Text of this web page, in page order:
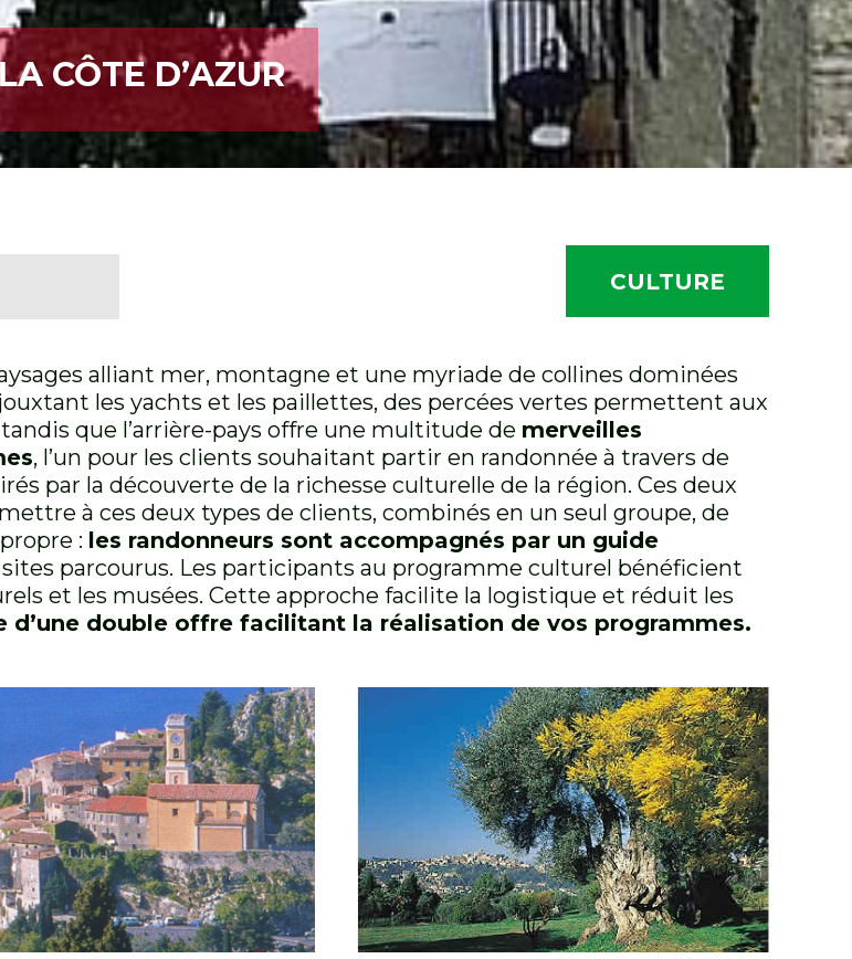
CÔTE D’AZUR
CULTURE
alliant mer, montagne et une myriade de collines dominées
les yachts et les paillettes, des percées vertes permettent aux
tandis que l’arrière-pays offre une multitude de merveilles
, l’un pour les clients souhaitant partir en randonnée à travers de
par la découverte de la richesse culturelle de la région. Ces deux
à ces deux types de clients, combinés en un seul groupe, de
: les randonneurs sont accompagnés par un guide
parcourus. Les participants au programme culturel bénéficient
et les musées. Cette approche facilite la logistique et réduit les
d’une double offre facilitant la réalisation de vos programmes.